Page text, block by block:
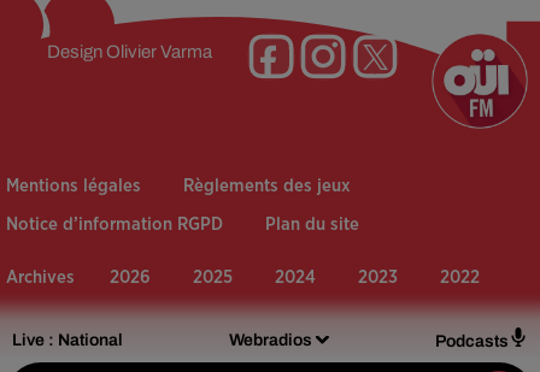
Live : National Webradios Podcasts
Design Olivier Varma
Mentions légales Règlements des jeux
Notice d’information RGPD Plan du site
Archives 2026 2025 2024 2023 2022